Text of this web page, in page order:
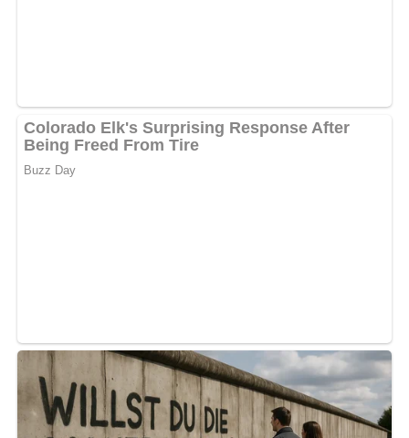
Die gekochten und geschälten Kartoffeln in Würfel oder
Scheiben schneiden.
noch alles über die DDR?Teste dein Wissen jetzt!
Pin mich!